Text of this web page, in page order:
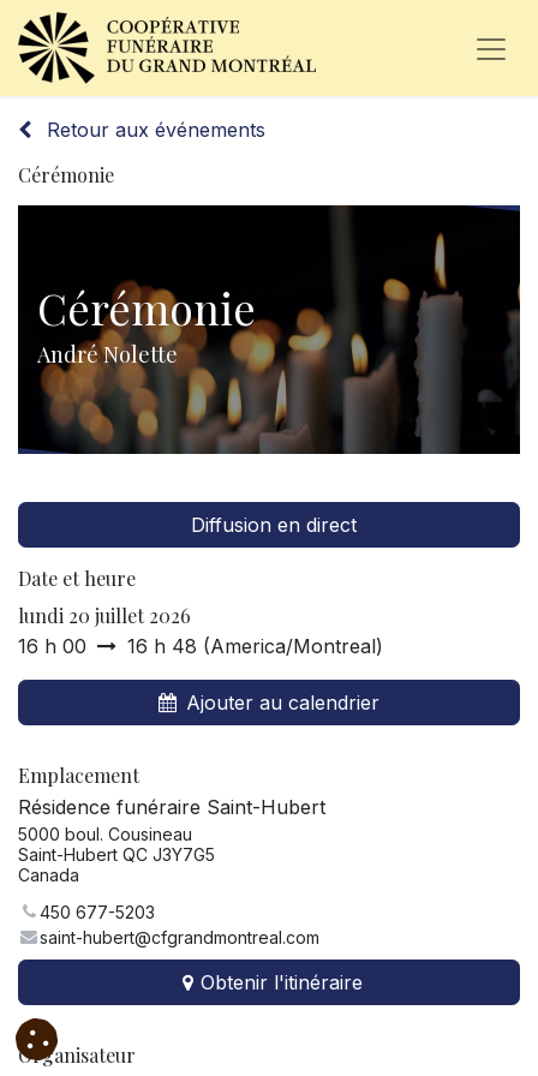
Retour aux événements
Cérémonie
Cérémonie
André Nolette
Diffusion en direct
Date et heure
lundi 20 juillet 2026
16 h 00 16 h 48 (America/Montreal)
Ajouter au calendrier
Emplacement
Résidence funéraire Saint-Hubert
5000 boul. Cousineau
Saint-Hubert QC J3Y7G5
Canada
450 677-5203
saint-hubert@cfgrandmontreal.com
Obtenir l'itinéraire
Organisateur